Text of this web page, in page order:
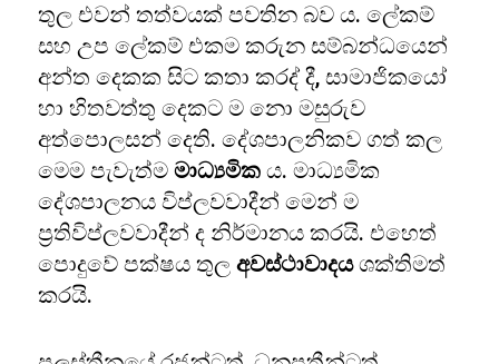
තුල එවන් තත්වයක් පවතින බව ය. ලේකම්
සහ උප ලේකම් එකම කරුන සම්බන්ධයෙන්
අන්ත දෙකක සිට කතා කරද් දී, සාමාජිකයෝ
හා හිතවත්තු දෙකට ම නො මසුරුව
අත්පොලසන් දෙති. දේශපාලනිකව ගත් කල
මෙම පැවැත්මමාධ්‍යමික ය. මාධ්‍යමික
දේශපාලනය විප්ලවවාදීන් මෙන් ම
ප්‍රතිවිප්ලවවාදීන් ද නිර්මානය කරයි. එහෙත්
පොදුවේ පක්ෂය තුලඅවස්ථාවාදයශක්තිමත්
කරයි.